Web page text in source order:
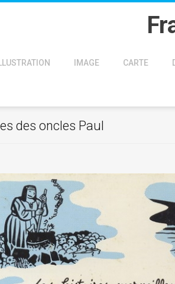
ILLUSTRATION IMAGE CARTE
des oncles Paul